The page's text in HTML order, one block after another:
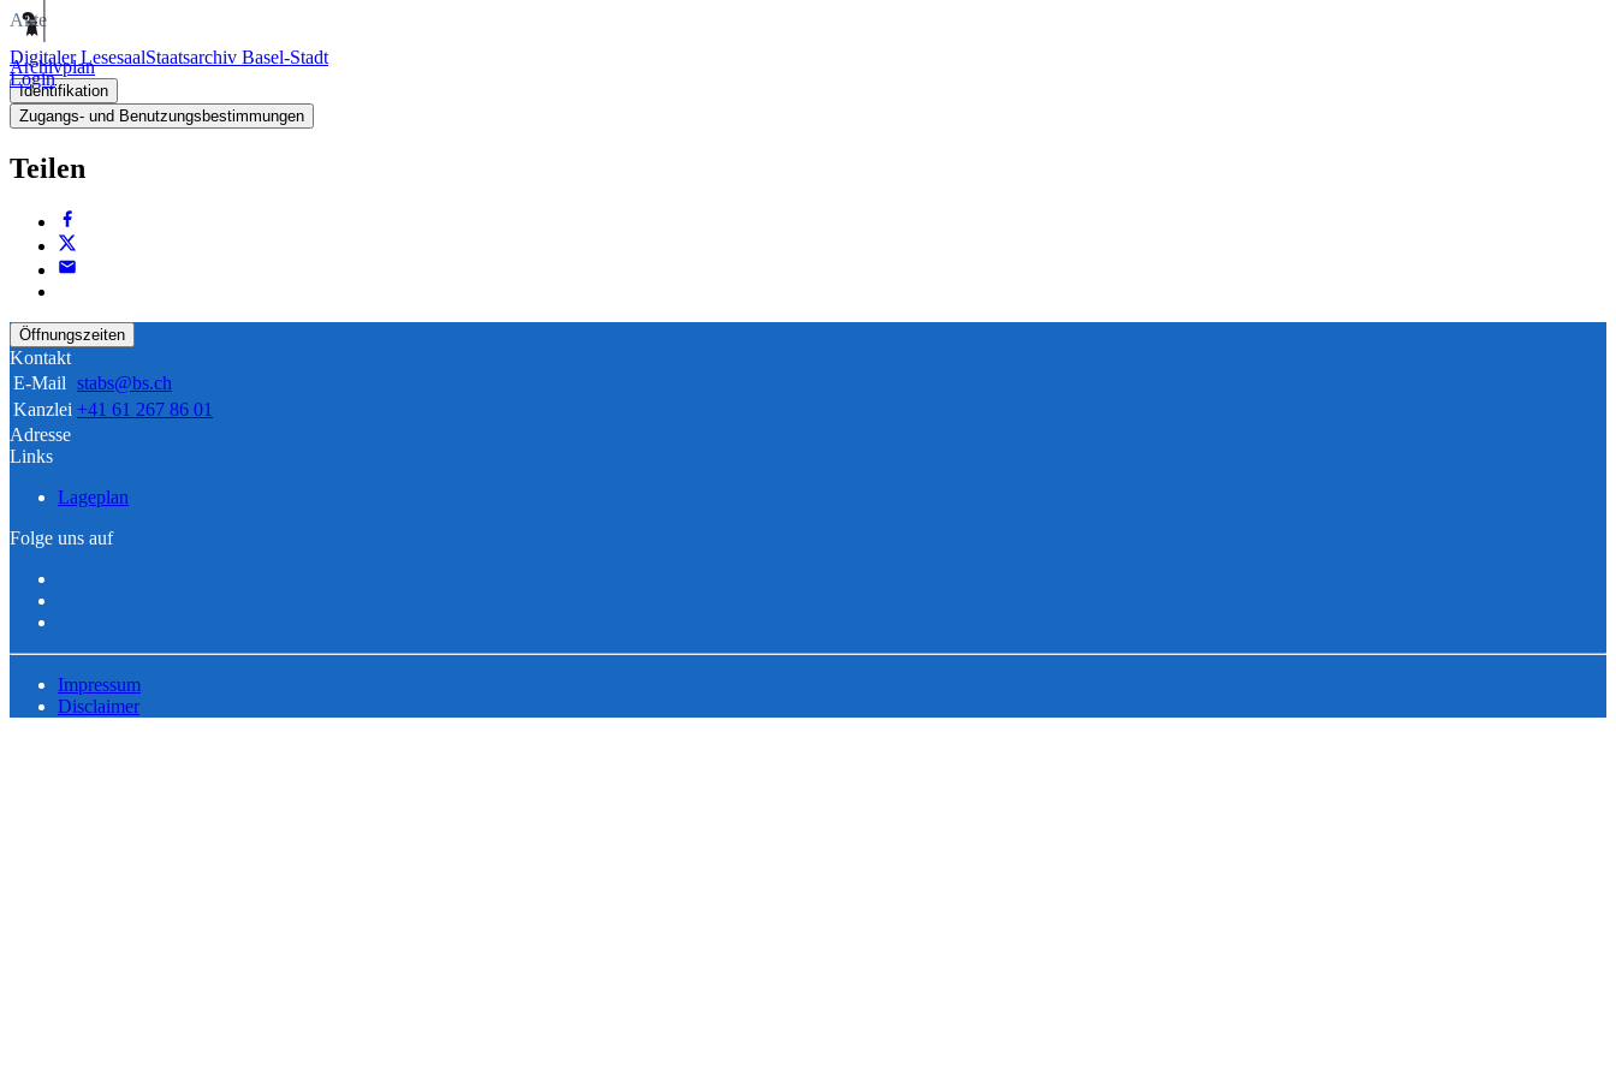
Digitaler LesesaalStaatsarchiv Basel-Stadt
Login
Akte
Archivplan
Identifikation
Zugangs- und Benutzungsbestimmungen
Teilen
Öffnungszeiten
Kontakt
E-Mail stabs@bs.ch
Kanzlei +41 61 267 86 01
Adresse
Links
Lageplan
Folge uns auf
Impressum
Disclaimer